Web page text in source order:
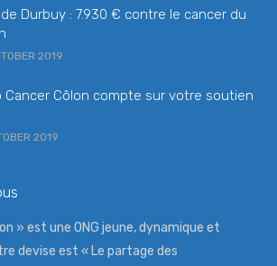
Durbuy : 7.930 € contre le cancer du
2019
Cancer Côlon compte sur votre soutien
2019
» est une ONG jeune, dynamique et
devise est « Le partage des